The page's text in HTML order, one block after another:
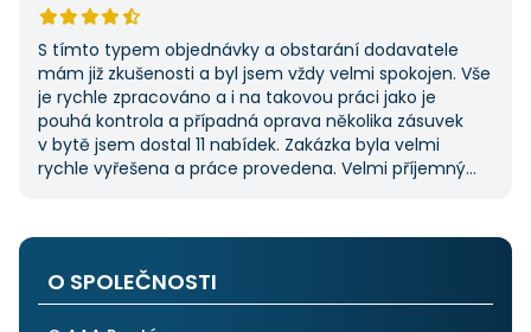
S tímto typem objednávky a obstarání dodavatele
mám již zkušenosti a byl jsem vždy velmi spokojen. Vše
je rychle zpracováno a i na takovou práci jako je
pouhá kontrola a případná oprava několika zásuvek
v bytě jsem dostal 11 nabídek. Zakázka byla velmi
rychle vyřešena a práce provedena. Velmi příjemný
po všech stránkách plně spolehnout.
O SPOLEČNOSTI